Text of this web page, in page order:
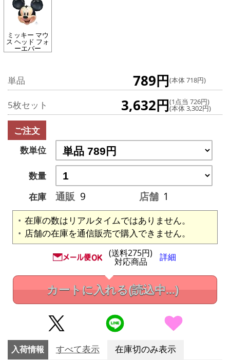
ミッキー マウ
ス ヘッド フォ
ーエバー
単品 789円(本体 718円)
5枚セット 3,632円(1点当 726円)
(本体 3,302円)
ご注文
数単位
数量
在庫
通販 9 店舗 1
在庫の数はリアルタイムではありません。
店舗の在庫を通信販売で購入できません。
(送料275円)
対応商品 詳細
カートに入れる(読込中...)
入荷情報 すべて表示 在庫切のみ表示